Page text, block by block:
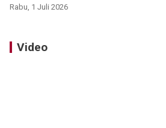
Rabu, 1 Juli 2026
Video